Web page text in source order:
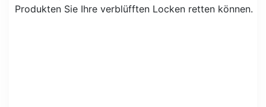
Produkten Sie Ihre verblüfften Locken retten können.